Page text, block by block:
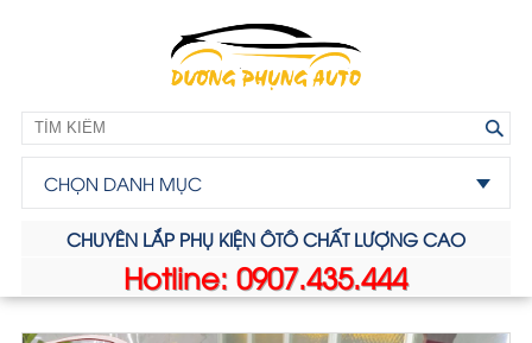
CHỌN DANH MỤC
CHUYÊN LẮP PHỤ KIỆN ÔTÔ CHẤT LƯỢNG CAO
Hotline: 0907.435.444